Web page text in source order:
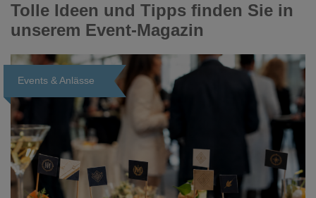
Tolle Ideen und Tipps finden Sie in
unserem Event-Magazin
Events & Anlässe